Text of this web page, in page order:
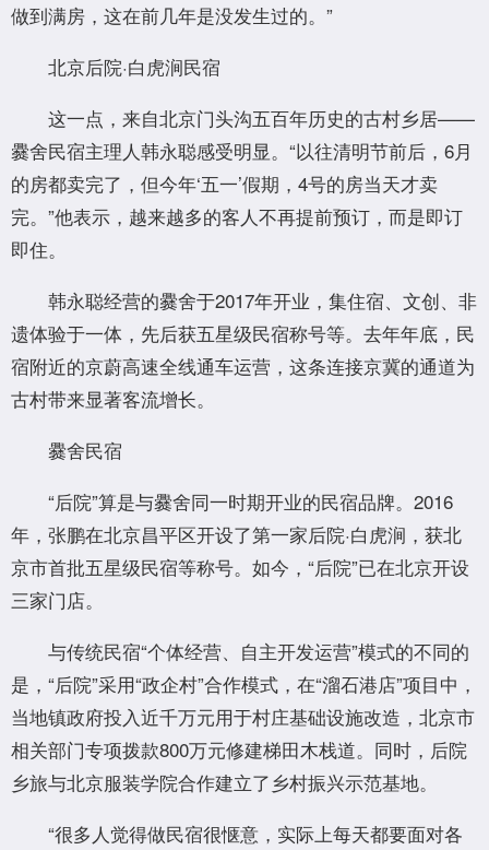
做到满房，这在前几年是没发生过的。”
北京后院·白虎涧民宿
这一点，来自北京门头沟五百年历史的古村乡居——
爨舍民宿主理人韩永聪感受明显。“以往清明节前后，6月
的房都卖完了，但今年‘五一’假期，4号的房当天才卖
完。”他表示，越来越多的客人不再提前预订，而是即订
即住。
韩永聪经营的爨舍于2017年开业，集住宿、文创、非
遗体验于一体，先后获五星级民宿称号等。去年年底，民
宿附近的京蔚高速全线通车运营，这条连接京冀的通道为
古村带来显著客流增长。
爨舍民宿
“后院”算是与爨舍同一时期开业的民宿品牌。2016
年，张鹏在北京昌平区开设了第一家后院·白虎涧，获北
京市首批五星级民宿等称号。如今，“后院”已在北京开设
三家门店。
与传统民宿“个体经营、自主开发运营”模式的不同的
是，“后院”采用“政企村”合作模式，在“溜石港店”项目中，
当地镇政府投入近千万元用于村庄基础设施改造，北京市
相关部门专项拨款800万元修建梯田木栈道。同时，后院
乡旅与北京服装学院合作建立了乡村振兴示范基地。
“很多人觉得做民宿很惬意，实际上每天都要面对各